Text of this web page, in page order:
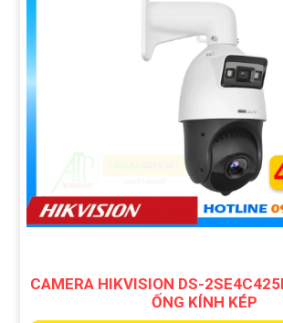
CAMERA HIKVISION DS-
ỐNG KÍNH KÉP